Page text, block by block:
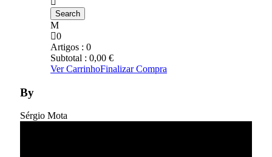
0
Artigos : 0
Subtotal : 0,00 €
Ver CarrinhoFinalizar Compra
By
Sérgio Mota